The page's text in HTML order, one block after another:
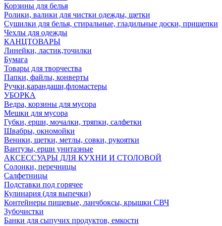
Корзины для белья
Ролики, валики для чистки одежды, щетки
Сушилки для белья, стиральные, гладильные доски, прищепки
Чехлы для одежды
КАНЦТОВАРЫ
Линейки, ластик,точилки
Бумага
Товары для творчества
Папки, файлы, конверты
Ручки,карандаши,фломастеры
УБОРКА
Ведра, корзины для мусора
Мешки для мусора
Губки, ерши, мочалки, тряпки, салфетки
Швабры, окномойки
Веники, щетки, метлы, совки, рукоятки
Вантузы, ерши унитазные
АКСЕССУАРЫ ДЛЯ КУХНИ И СТОЛОВОЙ
Солонки, перечницы
Салфетницы
Подставки под горячее
Кулинария (для выпечки)
Контейнеры пищевые, ланчбоксы, крышки СВЧ
Зубочистки
Банки для сыпучих продуктов, емкости